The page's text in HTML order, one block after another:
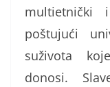
multietnički
poštujući
suživota
donosi.